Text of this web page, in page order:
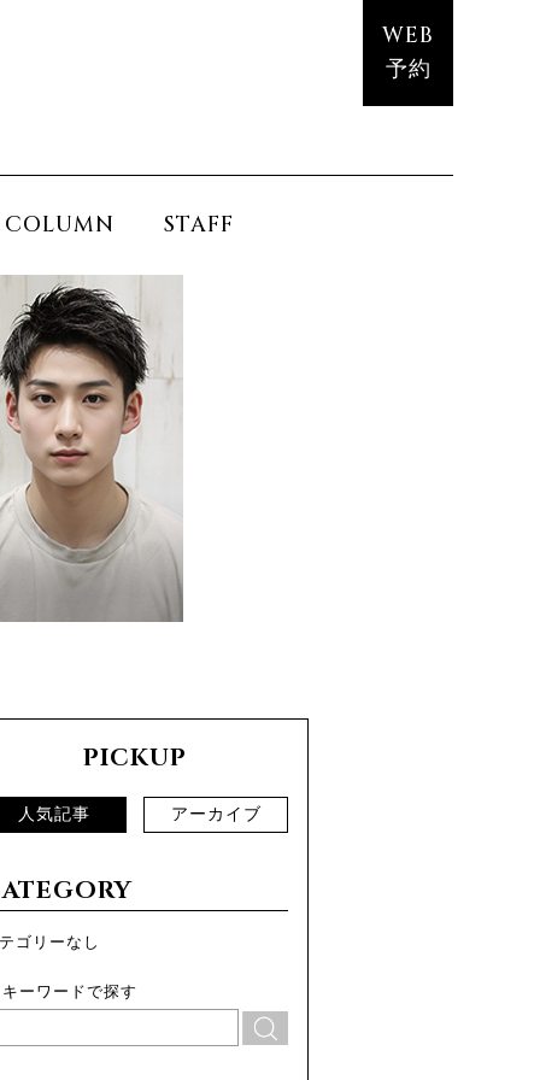
WEB
予約
COLUMN STAFF
PICKUP
人気記事 アーカイブ
ゴリーなし
キーワードで探す